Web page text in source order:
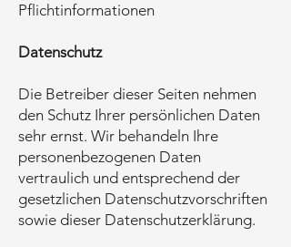
Pflichtinformationen
Datenschutz
Die Betreiber dieser Seiten nehmen
den Schutz Ihrer persönlichen Daten
sehr ernst. Wir behandeln Ihre
personenbezogenen Daten
vertraulich und entsprechend der
gesetzlichen Datenschutzvorschriften
sowie dieser Datenschutzerklärung.